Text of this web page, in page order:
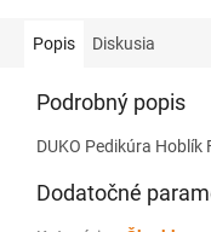
Popis Diskusia
Podrobný popis
DUKO Pedikúra
Dodatočné